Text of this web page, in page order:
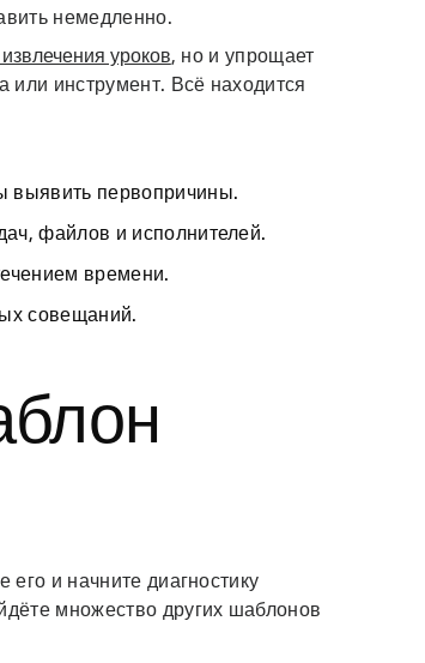
немедленно.
уроков, но и упрощает
инструмент. Всё находится
выявить первопричины.
файлов и исполнителей.
времени.
совещаний.
и начните диагностику
множество других шаблонов